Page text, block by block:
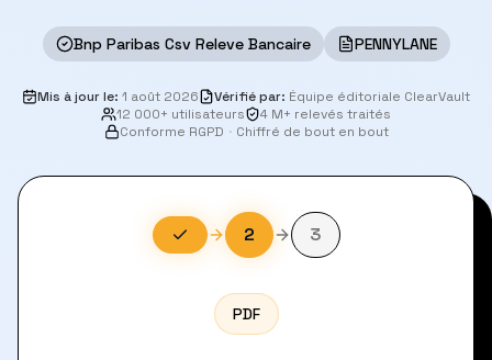
Bnp Paribas Csv Releve Bancaire PENNYLANE
Mis à jour le: 1 août 2026 Vérifié par: Équipe éditoriale ClearVault
12 000+ utilisateurs
4 M+ relevés traités
Conforme RGPD · Chiffré de bout en bout
2 3
PDF